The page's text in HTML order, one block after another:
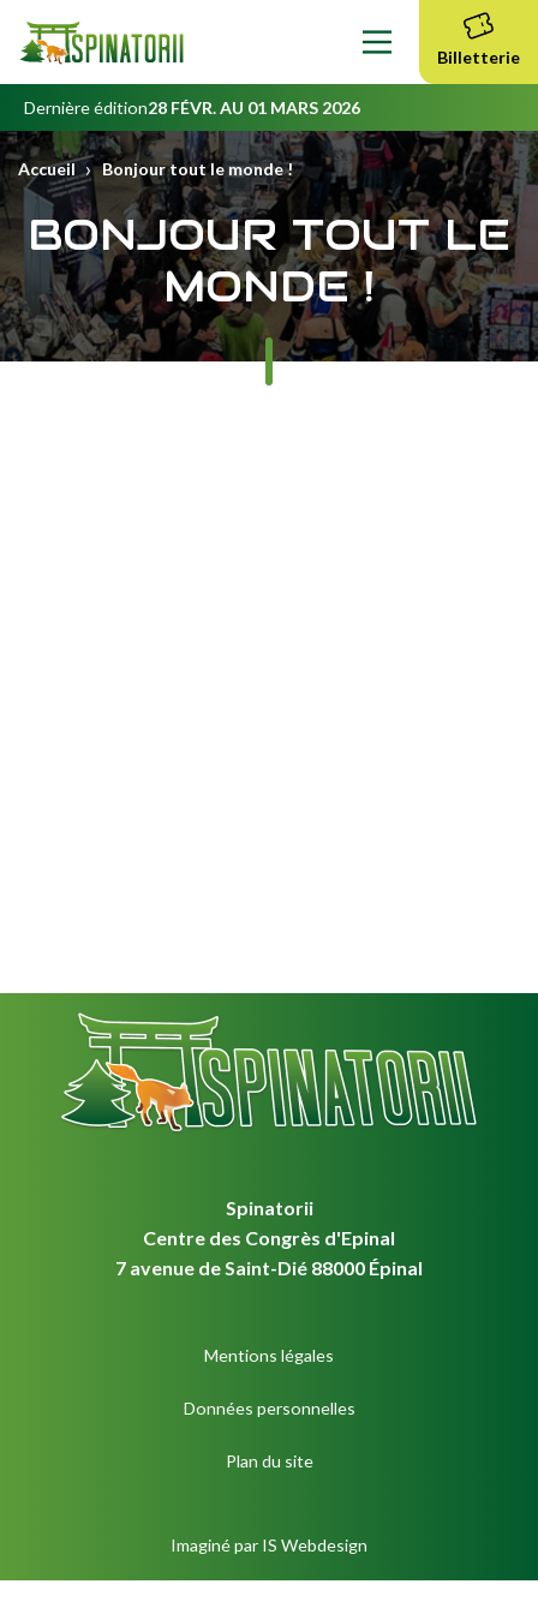
principal
Billetterie
Dernière édition28 FÉVR. AU 01 MARS 2026
Accueil › Bonjour tout le monde !
BONJOUR TOUT LE
MONDE !
Spinatorii
Centre des Congrès d'Epinal
7 avenue de Saint-Dié 88000 Épinal
Mentions légales
Données personnelles
Plan du site
Imaginé par IS Webdesign